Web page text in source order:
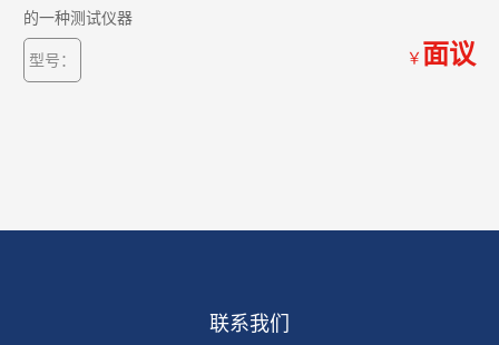
的一种测试仪器
型号： ￥ 面议
联系我们